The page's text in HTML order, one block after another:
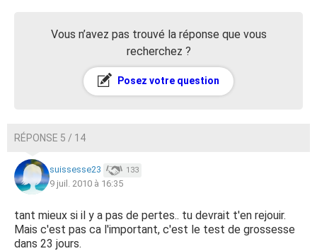
Vous n’avez pas trouvé la réponse que vous
recherchez ?
Posez votre question
RÉPONSE 5 / 14
suissesse23 133
9 juil. 2010 à 16:35
tant mieux si il y a pas de pertes.. tu devrait t'en rejouir.
Mais c'est pas ca l'important, c'est le test de grossesse
dans 23 jours.